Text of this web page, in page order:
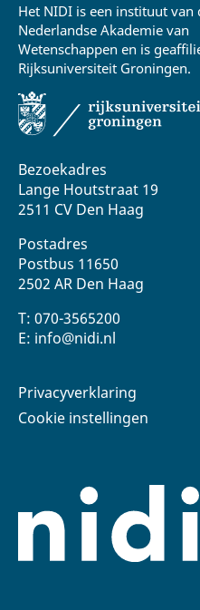
Bezoekadres
Lange Houtstraat 19
2511 CV Den Haag
Postadres
Postbus 11650
2502 AR Den Haag
T: 070-3565200
E: info@nidi.nl
Het NIDI is een instituut van
Nederlandse Akademie van
Wetenschappen en is
Rijksuniversiteit Groningen.
Privacyverklaring
Cookie instellingen